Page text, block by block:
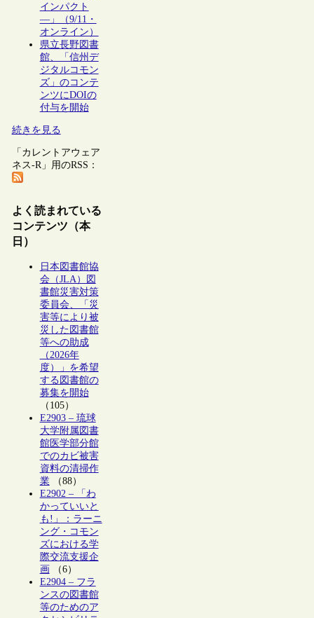
インパクト
―」（9/11・
オンライン）
県立長野図書
館、「信州デ
ジタルコモン
ズ」のコンテ
ンツにDOIの
付与を開始
続きを見る
「カレントアウェア
ネス-R」用のRSS：
よく読まれている
コンテンツ（本
日）
日本図書館協
会（JLA）図
書館災害対策
委員会、「災
害等により被
災した図書館
等への助成
（2026年
度）」を希望
する図書館の
募集を開始
（105）
E2903 – 琉球
大学附属図書
館医学部分館
でのカビ被害
資料の清掃作
業（88）
E2902 – 「わ
かっていいと
も!」：ラーニ
ング・コモン
ズにおける学
際交流支援企
画 （6）
E2904 – フラ
ンスの図書館
等のためのア